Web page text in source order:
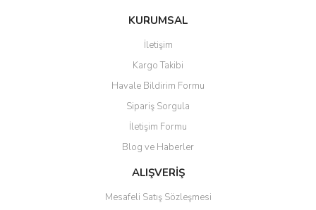
KURUMSAL
İletişim
Kargo Takibi
Havale Bildirim Formu
Sipariş Sorgula
İletişim Formu
Blog ve Haberler
ALIŞVERİŞ
Mesafeli Satış Sözleşmesi